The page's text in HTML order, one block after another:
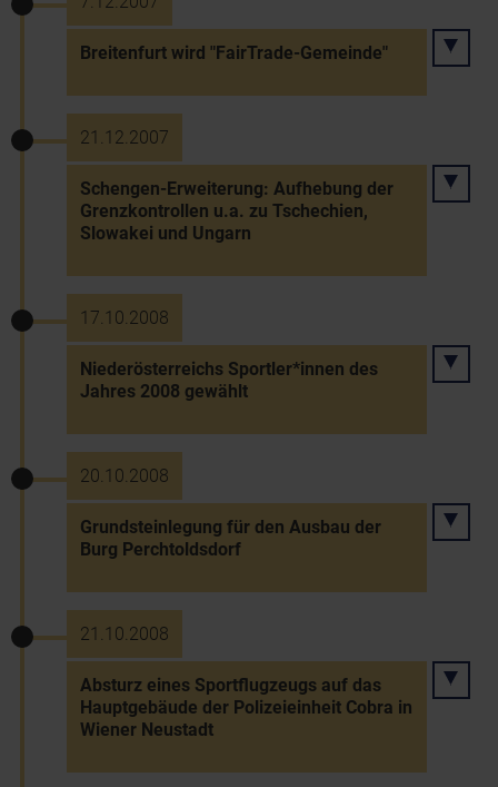
Breitenfurt wird "FairTrade-Gemeinde"
21.12.2007
Schengen-Erweiterung: Aufhebung der
Grenzkontrollen u.a. zu Tschechien,
Slowakei und Ungarn
17.10.2008
Niederösterreichs Sportler*innen des
Jahres 2008 gewählt
20.10.2008
Grundsteinlegung für den Ausbau der
Burg Perchtoldsdorf
21.10.2008
Absturz eines Sportflugzeugs auf das
Hauptgebäude der Polizeieinheit Cobra in
Wiener Neustadt